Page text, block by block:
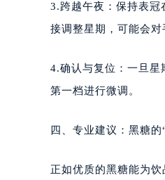
西安
海口
台州
重庆
黑龙
3.跨越午夜：保持表冠
接调整星期，可能会对
4.确认与复位：一旦星
第一档进行微调。
四、专业建议：黑糖的
正如优质的黑糖能为